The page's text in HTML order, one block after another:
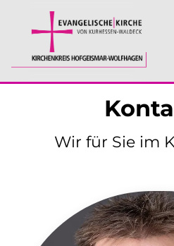
Wir für Sie im